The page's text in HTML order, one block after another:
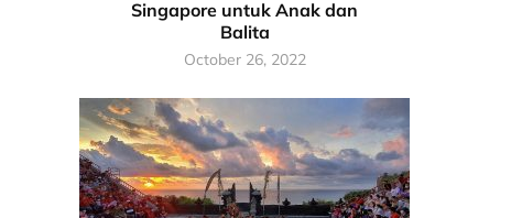
Singapore untuk Anak dan
Balita
October 26, 2022